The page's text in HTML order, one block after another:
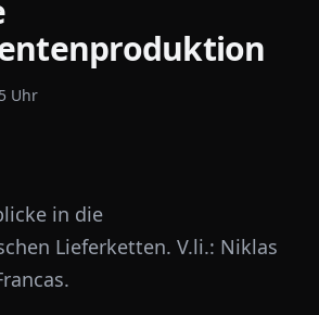
Uhr
in die
Lieferketten. V.li.: Niklas